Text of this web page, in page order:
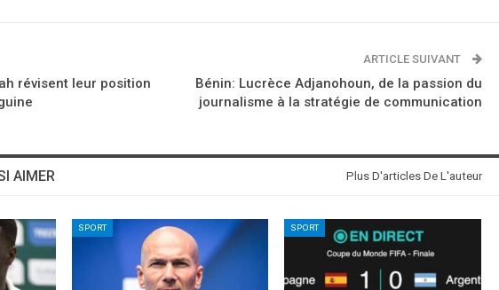
révisent leur position
ARTICLE SUIVANT
Bénin: Lucrèce Adjanohoun, de la passion du
journalisme à la stratégie de communication
AIMER Plus D'articles De L'auteur
SPORT SPORT